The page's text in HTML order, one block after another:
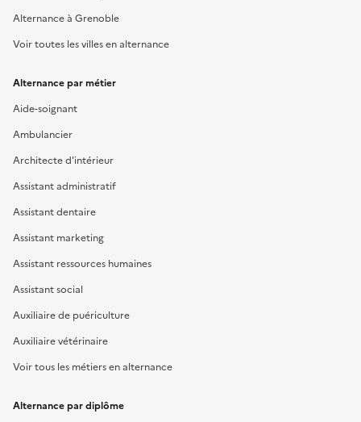
Alternance à Grenoble
Voir toutes les villes en alternance
Alternance par métier
Aide-soignant
Ambulancier
Architecte d'intérieur
Assistant administratif
Assistant dentaire
Assistant marketing
Assistant ressources humaines
Assistant social
Auxiliaire de puériculture
Auxiliaire vétérinaire
Voir tous les métiers en alternance
Alternance par diplôme